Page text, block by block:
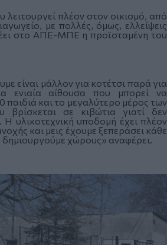
πλέον στον οικισμό, από
με πολλές, όμως, ελλείψεις
στο ΑΠΕ-ΜΠΕ η προϊσταμένη του
είναι μάλλον για κοτέτσι παρά για
ενιαία αίθουσα που μπορεί να
παιδιά και το μεγαλύτερο μέρος των
βρίσκεται σε κιβώτια γιατί δεν
υλικοτεχνική υποδομή έχει πλέον
και μεις έχουμε ξεπεράσει κάθε
δημιουργούμε χώρους» αναφέρει.